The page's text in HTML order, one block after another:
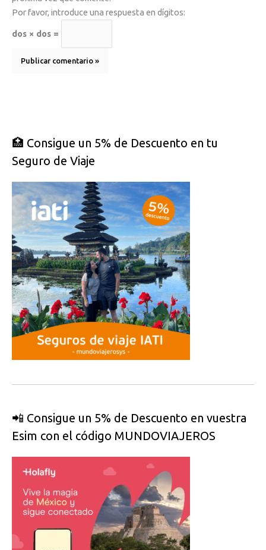
Por favor, introduce una respuesta en dígitos:
dos × dos =
🏥 Consigue un 5% de Descuento en tu
Seguro de Viaje
📲 Consigue un 5% de Descuento en vuestra
Esim con el código MUNDOVIAJEROS